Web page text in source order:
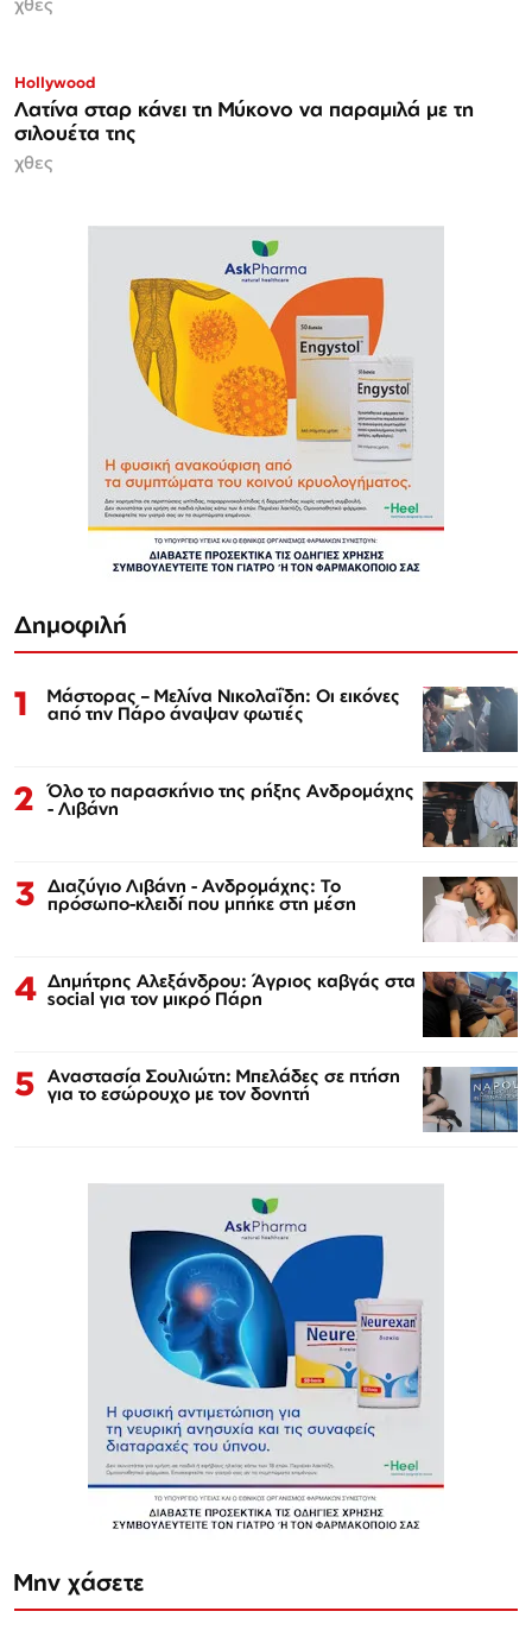
χθες
Hollywood
Λατίνα σταρ κάνει τη Μύκονο να παραμιλά με τη
σιλουέτα της
χθες
Δημοφιλή
1 Μάστορας – Μελίνα Νικολαΐδη: Οι εικόνες
από την Πάρο άναψαν φωτιές
2 Όλο το παρασκήνιο της ρήξης Ανδρομάχης
- Λιβάνη
3 Διαζύγιο Λιβάνη - Ανδρομάχης: Το
πρόσωπο-κλειδί που μπήκε στη μέση
4 Δημήτρης Αλεξάνδρου: Άγριος καβγάς στα
social για τον μικρό Πάρη
5 Αναστασία Σουλιώτη: Μπελάδες σε πτήση
για το εσώρουχο με τον δονητή
Μην χάσετε